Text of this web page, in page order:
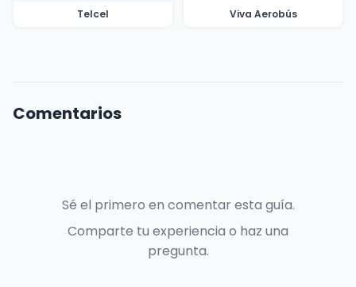
Telcel Viva Aerobús
Comentarios
Sé el primero en comentar esta guía.
Comparte tu experiencia o haz una
pregunta.